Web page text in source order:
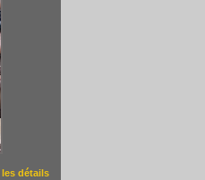
les détails